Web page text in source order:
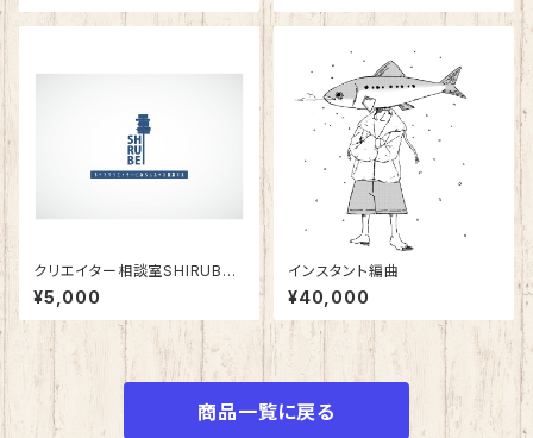
クリエイター相談室SHIRUBE
(単発版)
¥5,000
インスタント編曲
¥40,000
商品一覧に戻る